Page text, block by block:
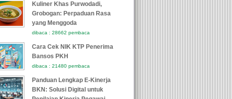
Kuliner Khas Purwodadi,
Grobogan: Perpaduan Rasa
yang Menggoda
dibaca : 28662 pembaca
Cara Cek NIK KTP Penerima
Bansos PKH
dibaca : 21480 pembaca
Panduan Lengkap E-Kinerja
BKN: Solusi Digital untuk